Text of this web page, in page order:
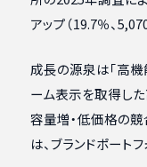
アップ（19.7％、
成長の源泉は「高
ーム表示を取得し
容量増・低価格の競
は、ブランドポート